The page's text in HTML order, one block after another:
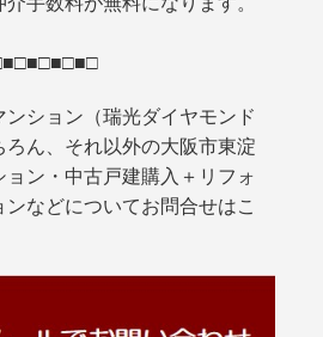
ション（瑞光ダイヤモンド
ろん、それ以外の大阪市東淀
ョン・中古戸建購入＋リフォ
などについてお問合せはこ